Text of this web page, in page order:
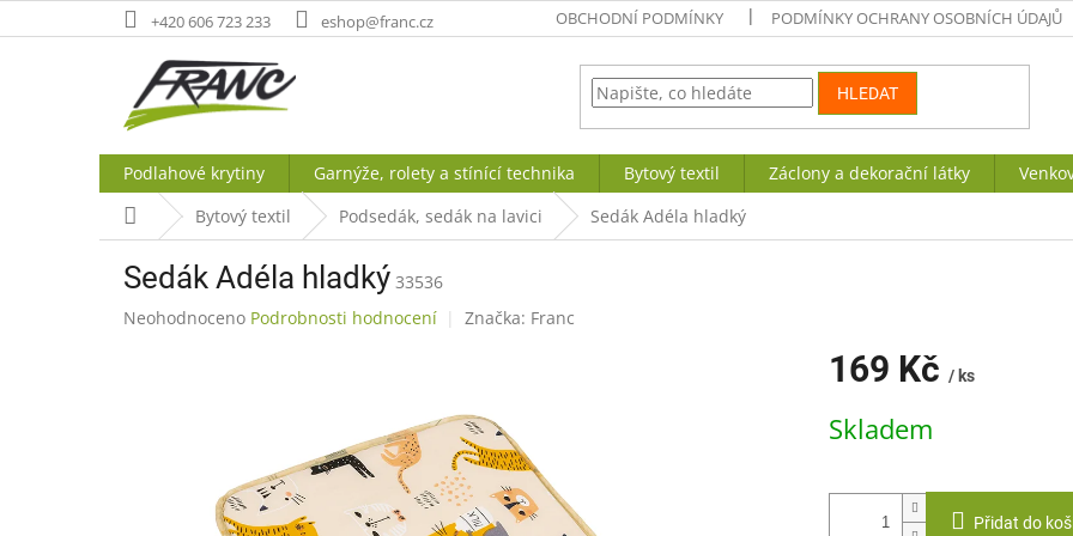
na
+420 606 723 233 eshop@franc.cz OBCHODNÍ PODMÍNKY PODMÍNKY OCHRANY OSOBNÍCH ÚDAJŮ
HLEDAT
Podlahové krytiny Garnýže, rolety a stínící technika Bytový textil Záclony a dekorační látky
Domů Bytový textil Podsedák, sedák na lavici Sedák Adéla hladký
Sedák Adéla hladký 33536
Průměrné
Neohodnoceno Podrobnosti hodnocení Značka: Franc
169 Kč / ks
cena:
Skladem
Přidat do